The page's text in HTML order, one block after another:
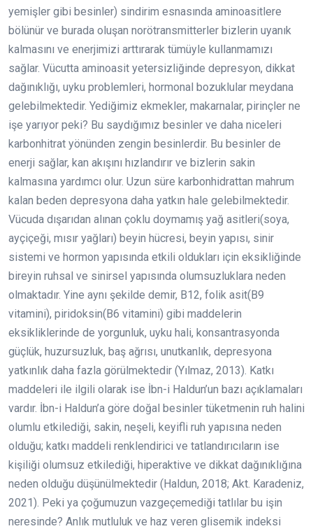
yemişler gibi besinler) sindirim esnasında aminoasitlere
bölünür ve burada oluşan norötransmitterler bizlerin uyanık
kalmasını ve enerjimizi arttırarak tümüyle kullanmamızı
sağlar. Vücutta aminoasit yetersizliğinde depresyon, dikkat
dağınıklığı, uyku problemleri, hormonal bozuklular meydana
gelebilmektedir. Yediğimiz ekmekler, makarnalar, pirinçler ne
işe yarıyor peki? Bu saydığımız besinler ve daha niceleri
karbonhitrat yönünden zengin besinlerdir. Bu besinler de
enerji sağlar, kan akışını hızlandırır ve bizlerin sakin
kalmasına yardımcı olur. Uzun süre karbonhidrattan mahrum
kalan beden depresyona daha yatkın hale gelebilmektedir.
Vücuda dışarıdan alınan çoklu doymamış yağ asitleri(soya,
ayçiçeği, mısır yağları) beyin hücresi, beyin yapısı, sinir
sistemi ve hormon yapısında etkili oldukları için eksikliğinde
bireyin ruhsal ve sinirsel yapısında olumsuzluklara neden
olmaktadır. Yine aynı şekilde demir, B12, folik asit(B9
vitamini), piridoksin(B6 vitamini) gibi maddelerin
eksikliklerinde de yorgunluk, uyku hali, konsantrasyonda
güçlük, huzursuzluk, baş ağrısı, unutkanlık, depresyona
yatkınlık daha fazla görülmektedir (Yılmaz, 2013). Katkı
maddeleri ile ilgili olarak ise İbn-i Haldun’un bazı açıklamaları
vardır. İbn-i Haldun’a göre doğal besinler tüketmenin ruh halini
olumlu etkilediği, sakin, neşeli, keyifli ruh yapısına neden
olduğu; katkı maddeli renklendirici ve tatlandırıcıların ise
kişiliği olumsuz etkilediği, hiperaktive ve dikkat dağınıklığına
neden olduğu düşünülmektedir (Haldun, 2018; Akt. Karadeniz,
2021). Peki ya çoğumuzun vazgeçemediği tatlılar bu işin
neresinde? Anlık mutluluk ve haz veren glisemik indeksi